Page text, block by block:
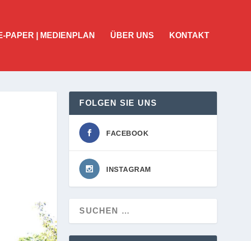
PAPER | MEDIENPLAN ÜBER UNS KONTAKT
FOLGEN SIE UNS
FACEBOOK
INSTAGRAM